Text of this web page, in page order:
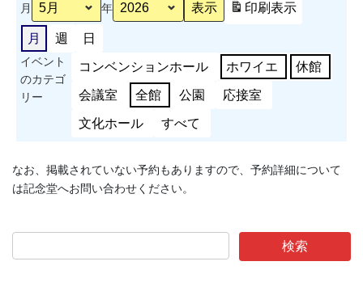
月 年 印刷表示
月 週 日
イベント
のカテゴ
リー
コンベンションホール ホワイエ 休館
会議室 全館 公園 応接室
文化ホール すべて
なお、掲載されていない予約もありますので、予約詳細について
は記念堂へお問い合わせください。